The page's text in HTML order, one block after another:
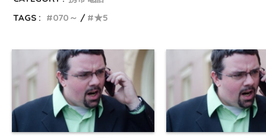
TAGS :
070～ ★5